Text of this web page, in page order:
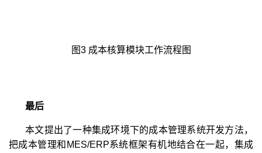
图3 成本核算模块工作流程图
最后
本文提出了一种集成环境下的成本管理系统开发方法，
把成本管理和MES/ERP系统框架有机地结合在一起，集成